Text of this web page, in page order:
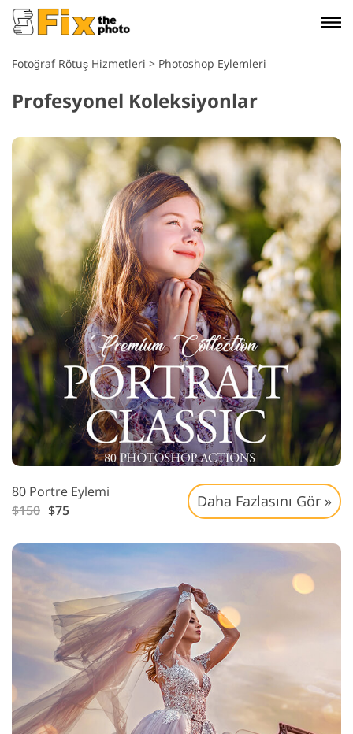
Fotoğraf Rötuş Hizmetleri > Photoshop Eylemleri
Profesyonel Koleksiyonlar
80 Portre Eylemi
$150 $75
Daha Fazlasını Gör »